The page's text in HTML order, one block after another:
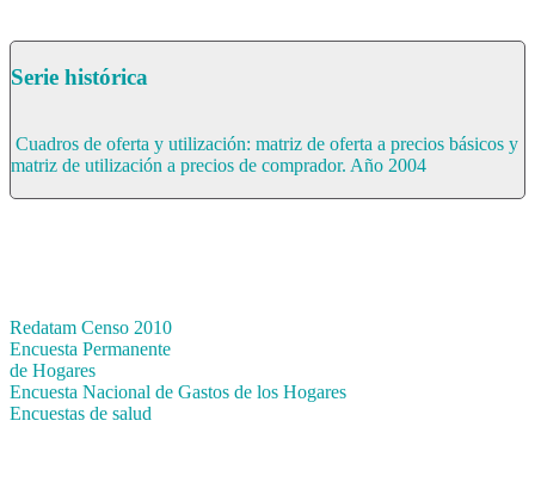
Serie histórica
Cuadros de oferta y utilización: matriz de oferta a precios básicos y
matriz de utilización a precios de comprador. Año 2004
Redatam Censo 2010
Encuesta Permanente
de Hogares
Encuesta Nacional de Gastos de los Hogares
Encuestas de salud